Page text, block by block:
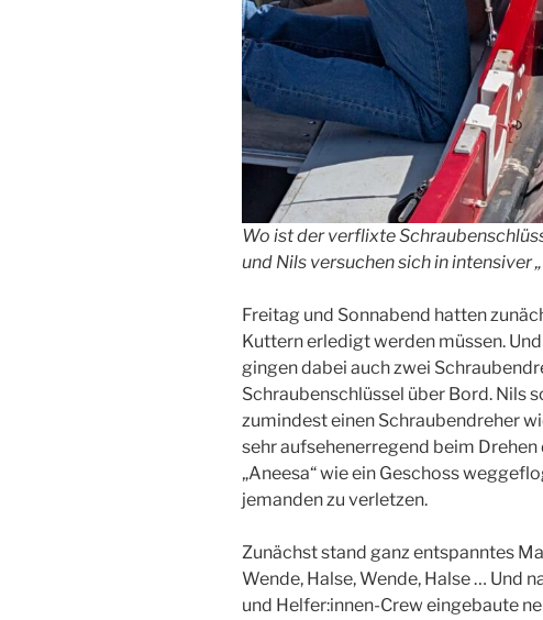
Wo ist der verflixte
und Nils versuchen sich in intensiver
Freitag und Sonnabend hatten
Kuttern erledigt werden müssen.
gingen dabei auch zwei
Schraubenschlüssel über Bord. Nils
zumindest einen Schraubendreher
sehr aufsehenerregend beim
„Aneesa“ wie ein Geschoss
jemanden zu verletzen.
Zunächst stand ganz entspanntes
Wende, Halse, Wende, Halse … Und
und Helfer:innen-Crew eingebaute